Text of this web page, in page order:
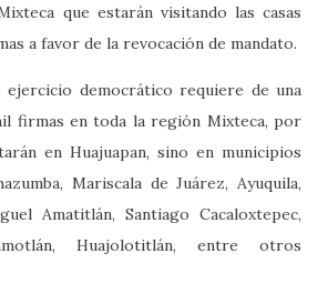
que estarán visitando las casas
a favor de la revocación de mandato.
ejercicio democrático requiere de una
firmas en toda la región Mixteca, por
en Huajuapan, sino en municipios
Mariscala de Juárez, Ayuquila,
Amatitlán, Santiago Cacaloxtepec,
Huajolotitlán, entre otros